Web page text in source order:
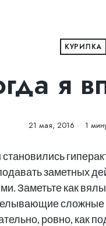
КУРИЛКА
я
21 мая, 2016 1
заметных
Заметьте как
сложные
ровно, как